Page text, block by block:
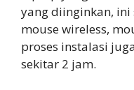
yang diinginkan,
mouse wireless,
proses instalasi
sekitar 2 jam.